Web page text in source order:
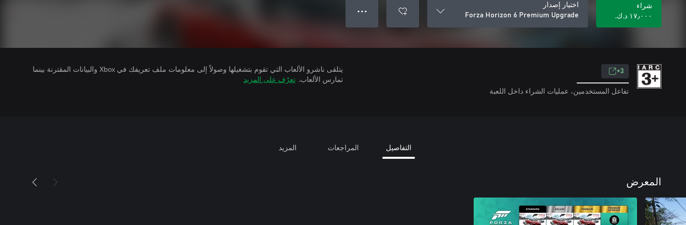
شراء
١٧٫٠٠٠ د.ك.‏
اختيار إصدار
Forza Horizon 6 Premium Upgrade
● ● ●
3+
تفاعل المستخدمين، عمليات الشراء داخل اللعبة
يتلقى ناشرو الألعاب التي تقوم بتشغيلها وصولاً إلى معلومات ملف تعريفك في Xbox والبيانات المقترنة بينما
تمارس الألعاب. تعرّف على المزيد
التفاصيل المراجعات المزيد
المعرض